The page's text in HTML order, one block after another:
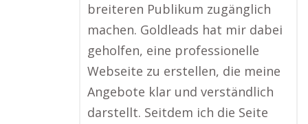
breiteren Publikum zugänglich
machen. Goldleads hat mir dabei
geholfen, eine professionelle
Webseite zu erstellen, die meine
Angebote klar und verständlich
darstellt. Seitdem ich die Seite